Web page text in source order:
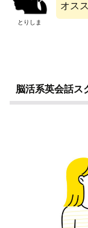
とりしま
オス
脳活系英会話ス